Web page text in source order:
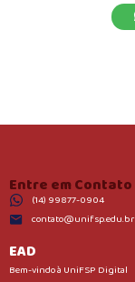
Entre em Contato
(14) 99877-0904
contato@unifsp.edu.br
EAD
Bem-vindo à UniFSP Digital